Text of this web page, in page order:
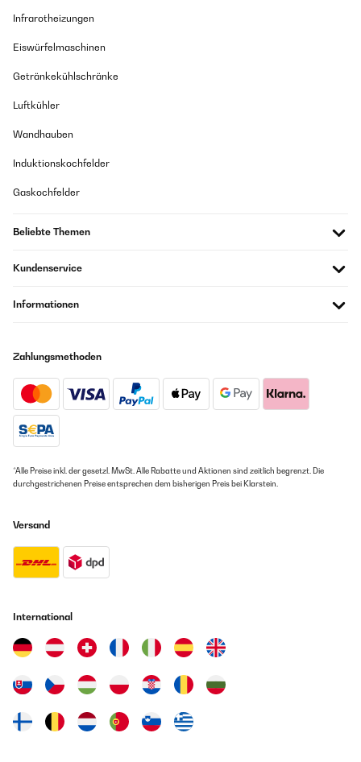
Infrarotheizungen
Eiswürfelmaschinen
Getränkekühlschränke
Luftkühler
Wandhauben
Induktionskochfelder
Gaskochfelder
Beliebte Themen
Kundenservice
Informationen
Zahlungsmethoden
*Alle Preise inkl. der gesetzl. MwSt. Alle Rabatte und Aktionen sind zeitlich begrenzt. Die
durchgestrichenen Preise entsprechen dem bisherigen Preis bei Klarstein.
Versand
International